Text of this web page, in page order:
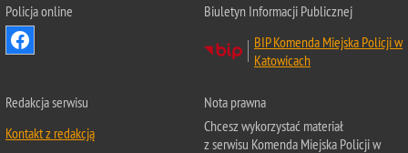
Policja online
Biuletyn Informacji Publicznej
BIP Komenda Miejska Policji w
Katowicach
Redakcja serwisu
Kontakt z redakcją
Nota prawna
Chcesz wykorzystać materiał
z serwisu Komenda Miejska Policji w